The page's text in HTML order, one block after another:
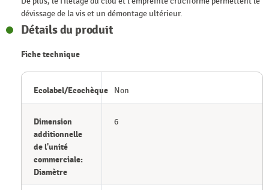
dévissage de la vis et un démontage ultérieur.
Détails du produit
Fiche technique
Ecolabel/Ecochèque Non
Dimension
additionnelle
de l'unité
commerciale:
Diamètre
6